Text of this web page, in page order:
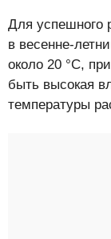
Для успешного
в весенне-
около 20 °С,
быть высокая
температуры